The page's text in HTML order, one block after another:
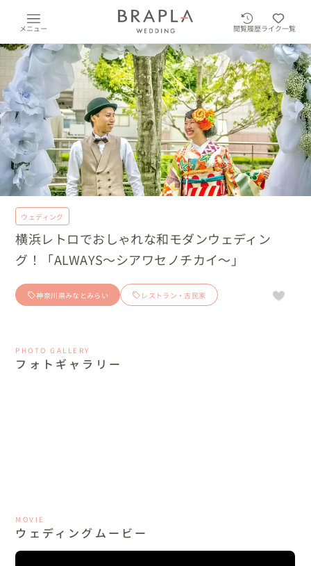
メニュー 閲覧履歴ライク一覧
ウェディング
横浜レトロでおしゃれな和モダンウェディン
グ！「ALWAYS～シアワセノチカイ～」
神奈川県みなとみらい レストラン・古民家
PHOTO GALLERY
フォトギャラリー
MOVIE
ウェディングムービー